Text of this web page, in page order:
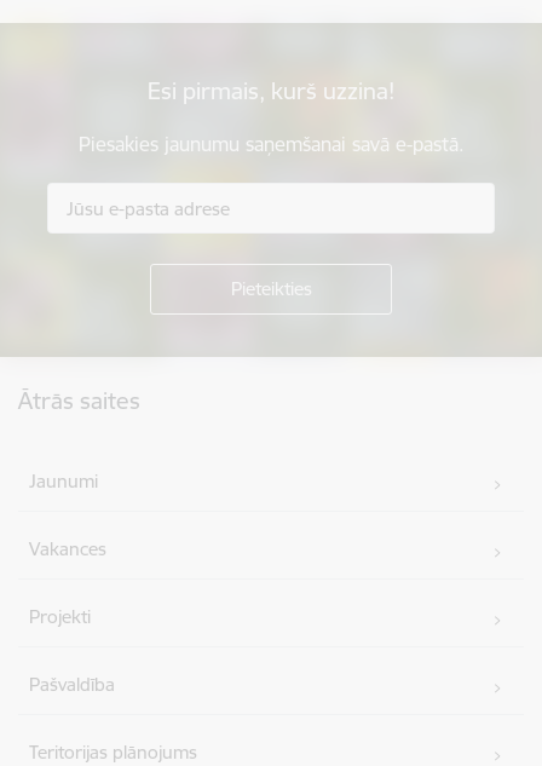
Esi pirmais, kurš uzzina!
Piesakies jaunumu saņemšanai savā e-pastā.
Ātrās saites
Jaunumi
Vakances
Projekti
Pašvaldība
Teritorijas plānojums